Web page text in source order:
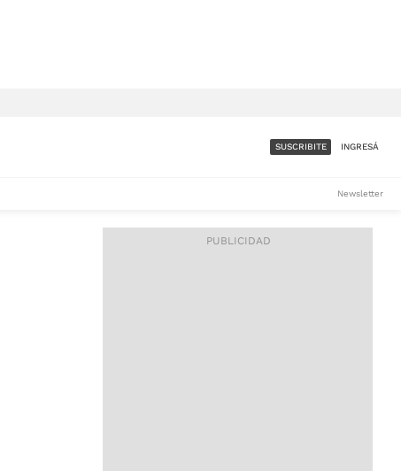
ACCESO FULL - $1.800/MES
SUSCRIBITE INGRESÁ
Newsletter